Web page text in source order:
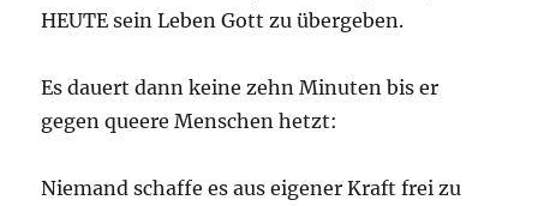
HEUTE sein Leben Gott zu übergeben.
Es dauert dann keine zehn Minuten bis er
gegen queere Menschen hetzt:
Niemand schaffe es aus eigener Kraft frei zu